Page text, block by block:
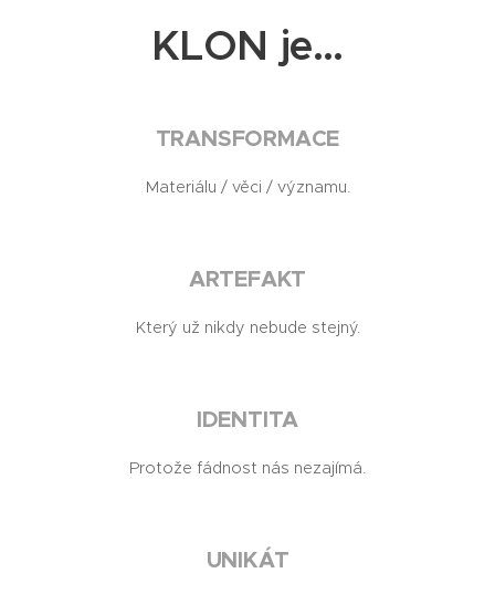
KLON je…
TRANSFORMACE
Materiálu / věci / významu.
ARTEFAKT
Který už nikdy nebude stejný.
IDENTITA
Protože fádnost nás nezajímá.
UNIKÁT